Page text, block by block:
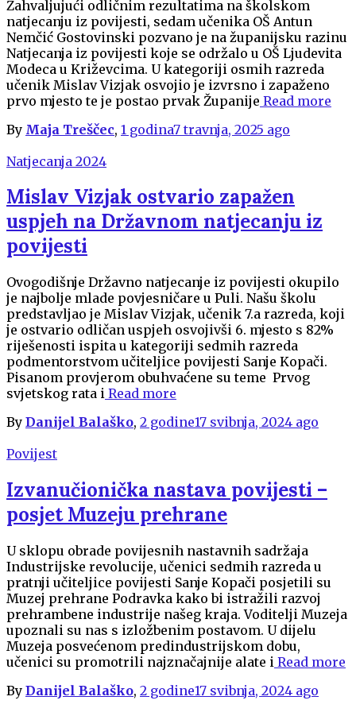
Zahvaljujući odličnim rezultatima na školskom
natjecanju iz povijesti, sedam učenika OŠ Antun
Nemčić Gostovinski pozvano je na županijsku razinu
Natjecanja iz povijesti koje se održalo u OŠ Ljudevita
Modeca u Križevcima. U kategoriji osmih razreda
učenik Mislav Vizjak osvojio je izvrsno i zapaženo
prvo mjesto te je postao prvak Županije Read more
By Maja Treščec, 1 godina7 travnja, 2025 ago
Natjecanja 2024
Mislav Vizjak ostvario zapažen
uspjeh na Državnom natjecanju iz
povijesti
Ovogodišnje Državno natjecanje iz povijesti okupilo
je najbolje mlade povjesničare u Puli. Našu školu
predstavljao je Mislav Vizjak, učenik 7.a razreda, koji
je ostvario odličan uspjeh osvojivši 6. mjesto s 82%
riješenosti ispita u kategoriji sedmih razreda
podmentorstvom učiteljice povijesti Sanje Kopači.
Pisanom provjerom obuhvaćene su teme Prvog
svjetskog rata i Read more
By Danijel Balaško, 2 godine17 svibnja, 2024 ago
Povijest
Izvanučionička nastava povijesti –
posjet Muzeju prehrane
U sklopu obrade povijesnih nastavnih sadržaja
Industrijske revolucije, učenici sedmih razreda u
pratnji učiteljice povijesti Sanje Kopači posjetili su
Muzej prehrane Podravka kako bi istražili razvoj
prehrambene industrije našeg kraja. Voditelji Muzeja
upoznali su nas s izložbenim postavom. U dijelu
Muzeja posvećenom predindustrijskom dobu,
učenici su promotrili najznačajnije alate i Read more
By Danijel Balaško, 2 godine17 svibnja, 2024 ago